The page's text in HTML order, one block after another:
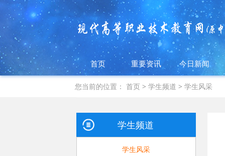
首页 重要资讯 今日新闻
您当前的位置：首页 >学生频道 >学生风采
学生频道
学生风采